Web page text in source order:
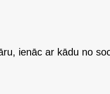
ienāc ar kādu no